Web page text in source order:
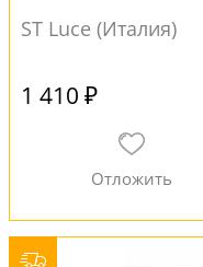
ST Luce (Италия)
1 410 ₽